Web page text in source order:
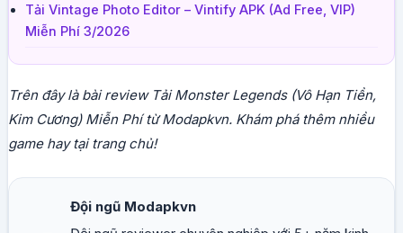
Tải Vintage Photo Editor – Vintify APK (Ad Free, VIP)
Miễn Phí 3/2026
Trên đây là bài review Tải Monster Legends (Vô Hạn Tiền,
Kim Cương) Miễn Phí từ Modapkvn. Khám phá thêm nhiều
game hay tại trang chủ!
Đội ngũ Modapkvn